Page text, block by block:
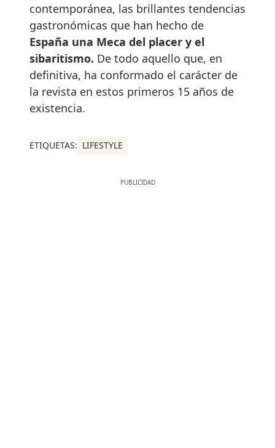
contemporánea, las brillantes tendencias
gastronómicas que han hecho de
España una Meca del placer y el
sibaritismo. De todo aquello que, en
definitiva, ha conformado el carácter de
la revista en estos primeros 15 años de
existencia.
ETIQUETAS: LIFESTYLE